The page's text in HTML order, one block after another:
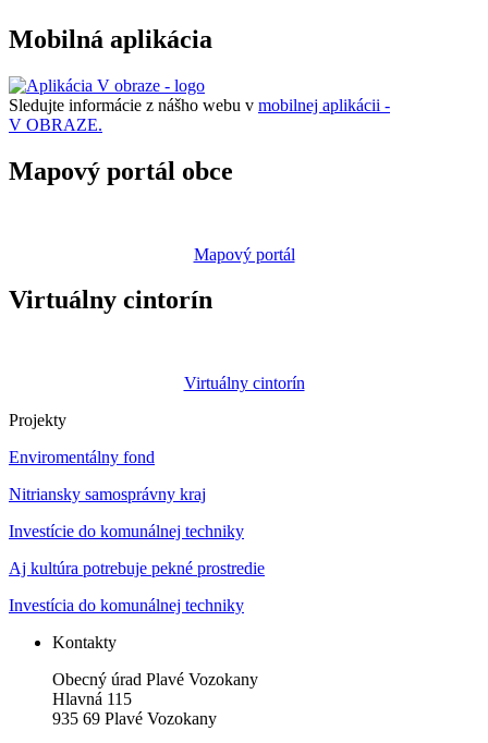
Mobilná aplikácia
Sledujte informácie z nášho webu v mobilnej aplikácii -
V OBRAZE.
Mapový portál obce
Mapový portál
Virtuálny cintorín
Virtuálny cintorín
Projekty
Enviromentálny fond
Nitriansky samosprávny kraj
Investície do komunálnej techniky
Aj kultúra potrebuje pekné prostredie
Investícia do komunálnej techniky
Kontakty
Obecný úrad Plavé Vozokany
Hlavná 115
935 69 Plavé Vozokany